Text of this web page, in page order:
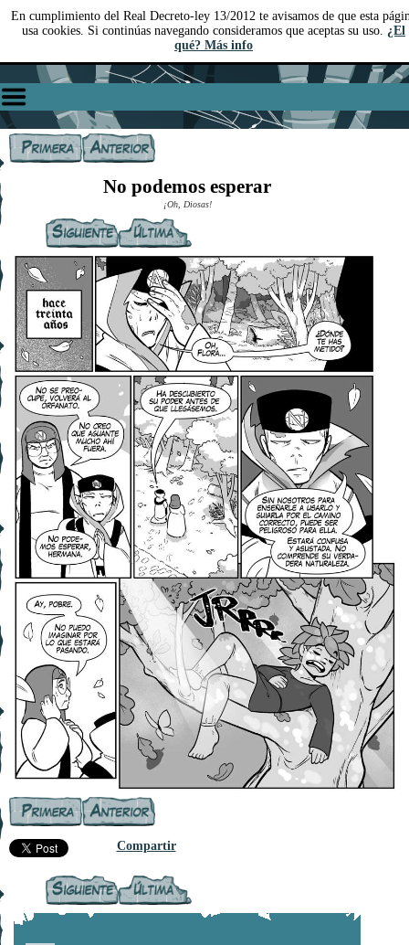
En cumplimiento del Real Decreto-ley 13/2012 te avisamos de que esta
usa cookies. Si continúas navegando consideramos que aceptas su uso. ¿El
qué? Más info
No podemos esperar
¡Oh, Diosas!
Compartir